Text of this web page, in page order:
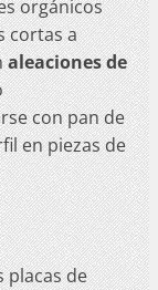
orgánicos
cortas a
aleaciones de
con pan de
en piezas de
placas de